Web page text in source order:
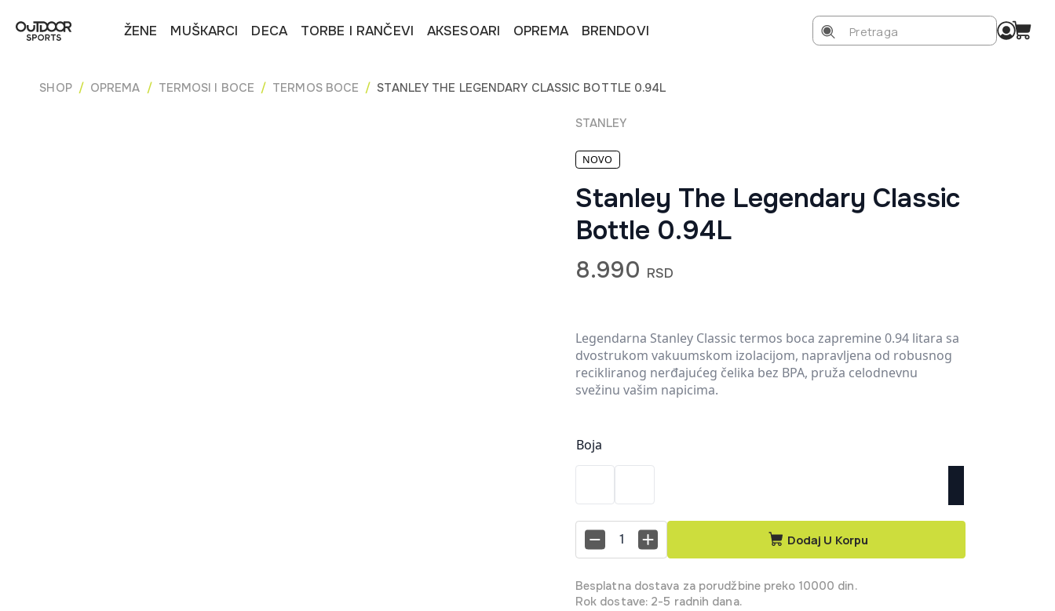
ŽENE MUŠKARCI DECA TORBE I RANČEVI AKSESOARI OPREMA BRENDOVI
Search
for:
SHOP OPREMA TERMOSI I BOCE TERMOS BOCE STANLEY THE LEGENDARY CLASSIC BOTTLE 0.94L
STANLEY
NOVO
Stanley The Legendary Classic
Bottle 0.94L
8.990 RSD
Legendarna Stanley Classic termos boca zapremine 0.94 litara sa
dvostrukom vakuumskom izolacijom, napravljena od robusnog
recikliranog nerđajućeg čelika bez BPA, pruža celodnevnu
svežinu vašim napicima.
Boja
Stanley
The
Legendary
Classic
0.94L
količina
Dodaj U Korpu
Besplatna dostava za porudžbine preko 10000 din.
Rok dostave: 2-5 radnih dana.